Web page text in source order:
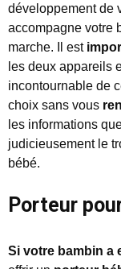
développement de
accompagne votre
marche. Il est
les deux appareils
incontournable de
choix sans vous
les informations
judicieusement le
bébé.
Porteur
Si votre bambin a